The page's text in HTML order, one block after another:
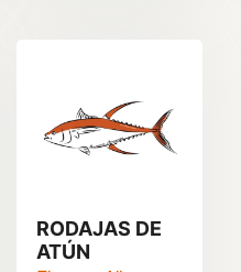
RODAJAS DE
ATÚN